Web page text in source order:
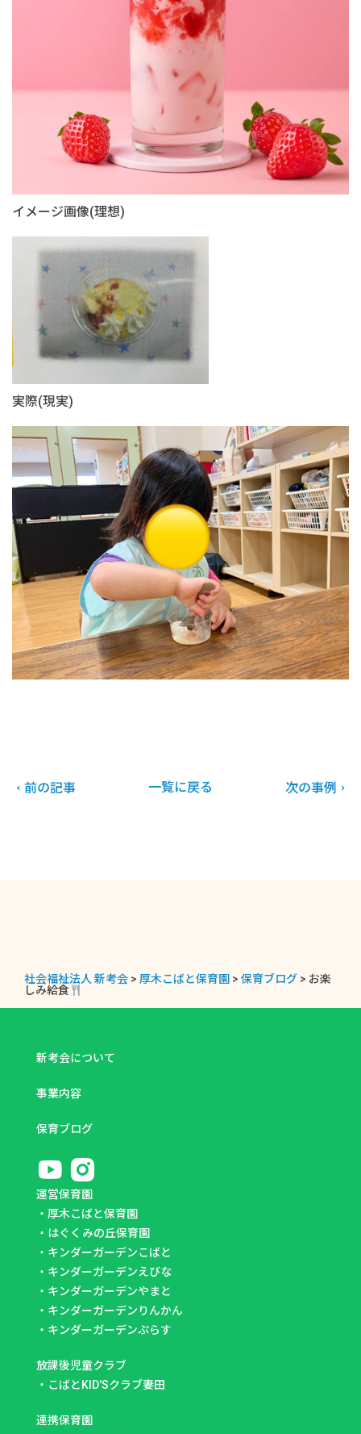
イメージ画像(理想)
実際(現実)
前の記事 一覧に戻る 次の事例
社会福祉法人 新考会 > 厚木こばと保育園 > 保育ブログ > お楽
しみ給食
新考会について
事業内容
保育ブログ
運営保育園
・ 厚木こばと保育園
・ はぐくみの丘保育園
・ キンダーガーデンこばと
・ キンダーガーデンえびな
・ キンダーガーデンやまと
・ キンダーガーデンりんかん
・ キンダーガーデンぷらす
放課後児童クラブ
・ こばとKID'Sクラブ妻田
連携保育園